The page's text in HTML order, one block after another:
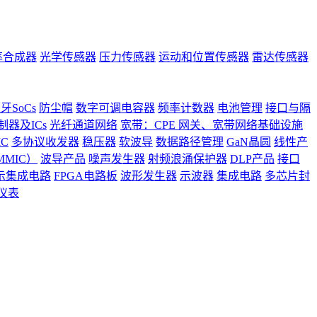
合成器 光学传感器 压力传感器 运动和位置传感器 雷达传感器
SoCs 防尘帽 数字可调电容器 频率计数器 电池管理 接口与隔
器及ICs 光纤通道网络 宽带：CPE 网关、宽带网络基础设施
多协议收发器 稳压器 软波导 数据路径管理 GaN晶圆 线性产
）
波导产品 噪声发生器 射频浪涌保护器 DLP产品 接口
集成电路 FPGA电路板 波形发生器 示波器 集成电路 多芯片封
表